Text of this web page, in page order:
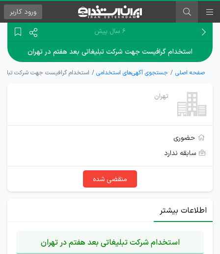
ورود کاربر
۶ سال پیش
استخدام گرافیست جهت شرکت تبلیغاتی بعد هفتم در تهران
صفحه اصلی جستجوی آگهی‌های استخدامی استخدام گرافیست جهت شرکت
تهران
حضوری
سابقه ندارد
منقضی شده
اطلاعات بیشتر
استخدام شرکت تبلیغاتی بعد هفتم در تهران